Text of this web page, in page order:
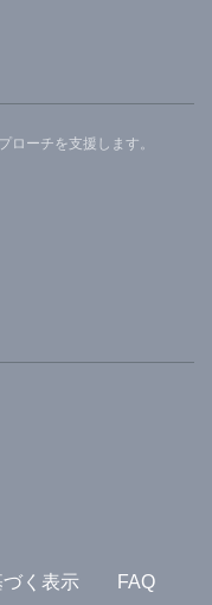
ローチを支援します。
く表示 FAQ